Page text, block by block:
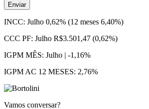
Enviar
INCC: Julho 0,62% (12 meses 6,40%)
CCC PF: Julho R$3.501,47 (0,62%)
IGPM MÊS: Julho | -1,16%
IGPM AC 12 MESES: 2,76%
Vamos conversar?